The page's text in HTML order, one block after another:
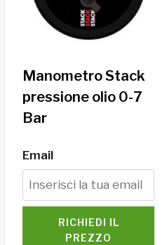
Manometro Stack
pressione olio 0-7
Bar
Email
RICHIEDI IL
PREZZO